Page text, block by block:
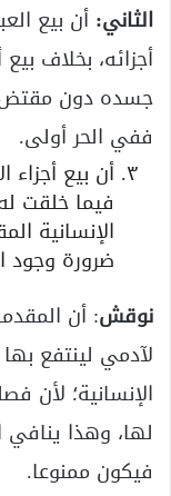
الثاني: أن بيع
أجزائه، بخلاف
جسده دون مقتض
ففي الحر أولى.
أن بيع أجزاء
فيما خلقت
الإنسانية
ضرورة وجود
نوقش: أن
لآدمي لينتفع
الإنسانية؛ لأن
لها، وهذا ينافي
فيكون ممنوعا.